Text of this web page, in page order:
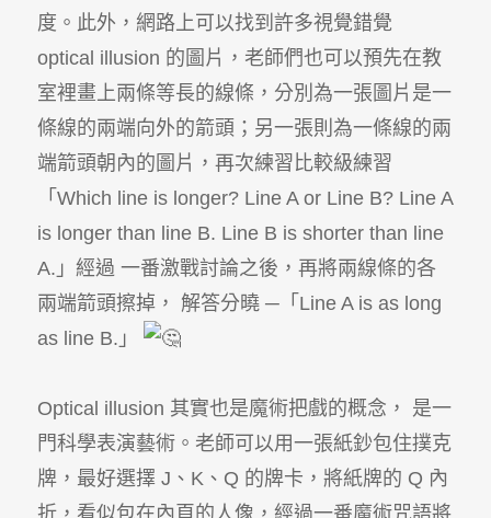
度。此外，網路上可以找到許多視覺錯覺
optical illusion 的圖片，老師們也可以預先在教
室裡畫上兩條等長的線條，分別為一張圖片是一
條線的兩端向外的箭頭；另一張則為一條線的兩
端箭頭朝內的圖片，再次練習比較級練習
「Which line is longer? Line A or Line B? Line A
is longer than line B. Line B is shorter than line
A.」經過 一番激戰討論之後，再將兩線條的各
兩端箭頭擦掉， 解答分曉 ─「Line A is as long
as line B.」
Optical illusion 其實也是魔術把戲的概念， 是一
門科學表演藝術。老師可以用一張紙鈔包住撲克
牌，最好選擇 J、K、Q 的牌卡，將紙牌的 Q 內
折，看似包在內頁的人像，經過一番魔術咒語將